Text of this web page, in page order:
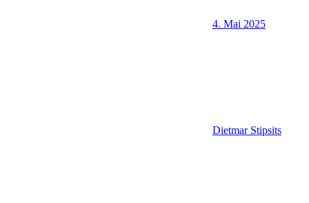
4. Mai 2025
Dietmar Stipsits